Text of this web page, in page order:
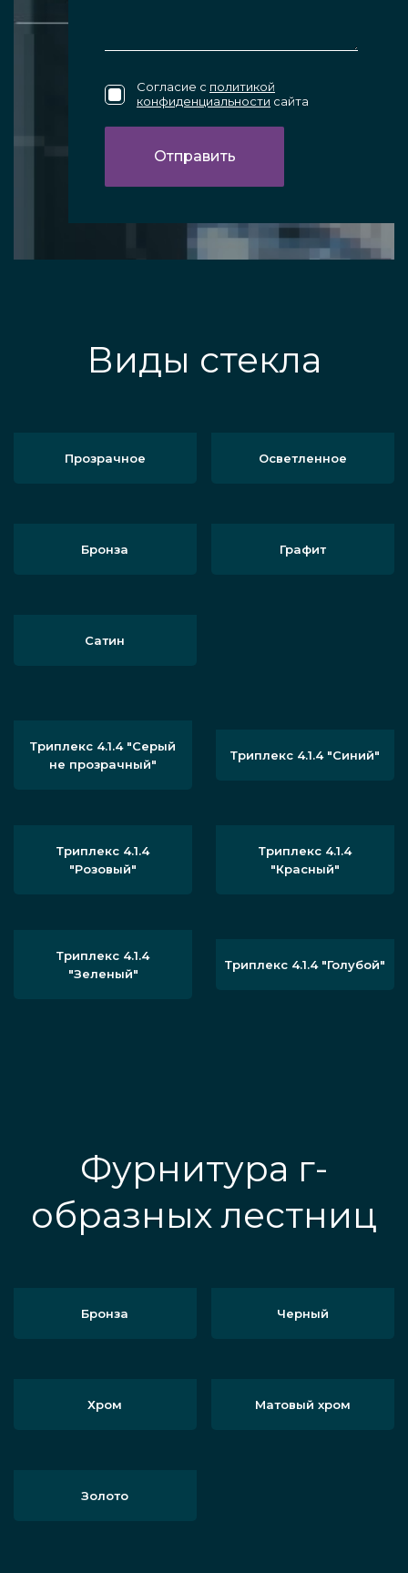
Согласие с политикой
конфиденциальности сайта
Виды стекла
Прозрачное Осветленное
Бронза Графит
Сатин
Триплекс 4.1.4 "Серый
не прозрачный"
Триплекс 4.1.4 "Синий"
Триплекс 4.1.4
"Розовый"
Триплекс 4.1.4
"Красный"
Триплекс 4.1.4
"Зеленый"
Триплекс 4.1.4 "Голубой"
Фурнитура г-
образных лестниц
Бронза Черный
Хром Матовый хром
Золото